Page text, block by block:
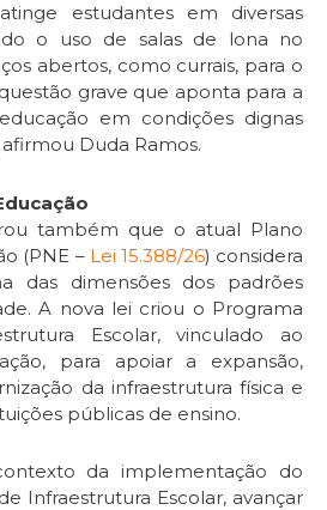
estudantes em diversas
o uso de salas de lona no
abertos, como currais, para o
grave que aponta para a
em condições dignas
Duda Ramos.
também que o atual Plano
(PNE – Lei 15.388/26) considera
das dimensões dos padrões
A nova lei criou o Programa
Escolar, vinculado ao
para apoiar a expansão,
da infraestrutura física e
públicas de ensino.
da implementação do
Infraestrutura Escolar, avançar